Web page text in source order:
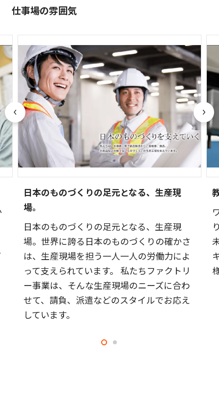
仕事場の雰囲気
日本のものづくりの足元となる、生産現
場。
日本のものづくりの足元となる、生産現
場。世界に誇る日本のものづくりの確かさ
は、生産現場を担う一人一人の労働力によ
って支えられています。 私たちファクトリ
ー事業は、そんな生産現場のニーズに合わ
せて、請負、派遣などのスタイルでお応え
しています。